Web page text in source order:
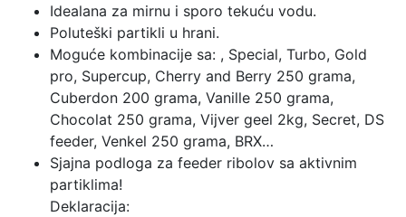
Idealana za mirnu i sporo tekuću vodu.
Poluteški partikli u hrani.
Moguće kombinacije sa: , Special, Turbo, Gold
pro, Supercup, Cherry and Berry 250 grama,
Cuberdon 200 grama, Vanille 250 grama,
Chocolat 250 grama, Vijver geel 2kg, Secret, DS
feeder, Venkel 250 grama, BRX…
Sjajna podloga za feeder ribolov sa aktivnim
partiklima!
Deklaracija: